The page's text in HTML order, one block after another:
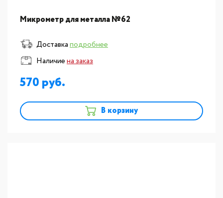
Микрометр для металла №62
Доставкаподробнее
Наличиена заказ
570
В корзину